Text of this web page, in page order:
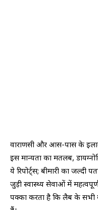
वाराणसी और आस-पास के
इस मान्यता का मतलब,
ये रिपोर्ट्स; बीमारी का
जुड़ी स्वास्थ्य सेवाओं में
पक्का करता है कि लैब के सभी